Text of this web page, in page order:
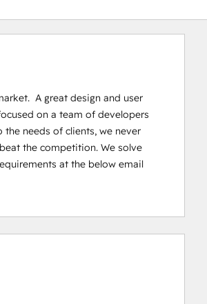
A great design and user
on a team of developers
needs of clients, we never
the competition. We solve
at the below email